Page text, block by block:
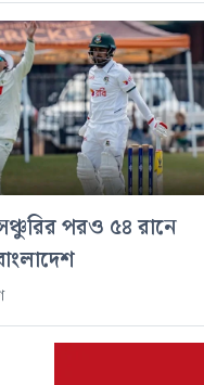
পরও ৫৪ রানে